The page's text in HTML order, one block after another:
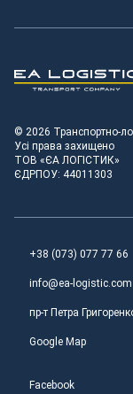
© 2026 Транспортно-
Усі права захищено
ТОВ «ЄА ЛОГІСТИК»
ЄДРПОУ: 44011303
+38 (073) 077 77 66
info@ea-logistic.com
пр-т Петра
Google Map
Facebook